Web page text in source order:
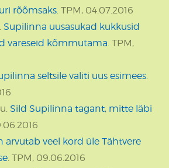
rõõmsaks. TPM, 04.07.2016
Supilinna uusasukad kukkusid
vareseid kõmmutama. TPM,
seltsile valiti uus esimees.
Sild Supilinna tagant, mitte läbi
arvutab veel kord üle Tähtvere
. TPM, 09.06.2016